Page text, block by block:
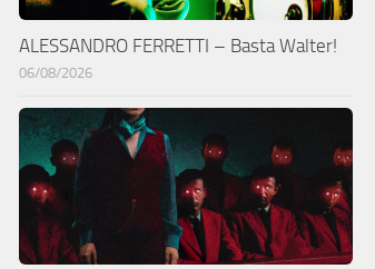
ALESSANDRO FERRETTI – Basta Walter!
06/08/2026